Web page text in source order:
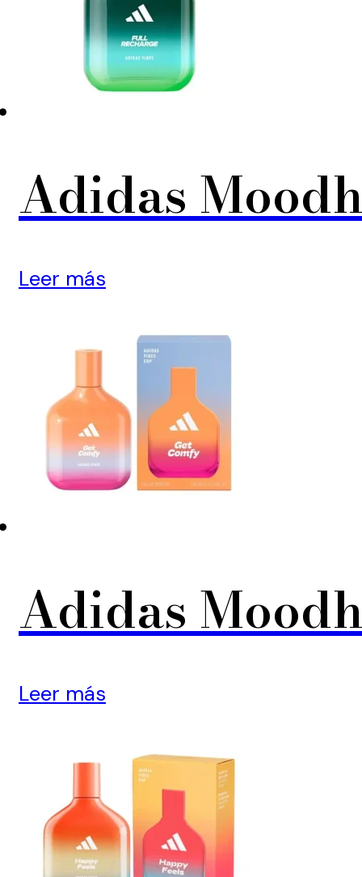
Adidas
Leer más
Adidas
Leer más